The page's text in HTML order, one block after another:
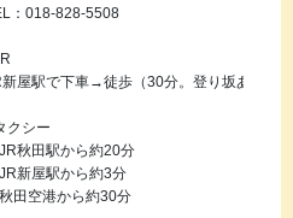
：018-828-5508
屋駅で下車→徒歩（30分。登り坂あり）
クシー
JR秋田駅から約20分
JR新屋駅から約3分
秋田空港から約30分